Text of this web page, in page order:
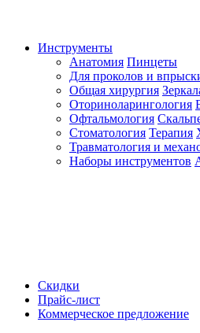
Инструменты
Анатомия Пинцеты
Для проколов и
Общая хирургия
Оториноларингология
Офтальмология
Стоматология Терапия
Травматология и
Наборы инструментов
Скидки
Прайс-лист
Коммерческое предложение